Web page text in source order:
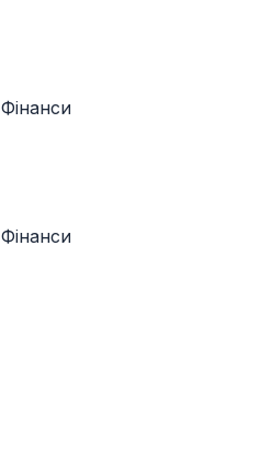
Фінанси
Фінанси